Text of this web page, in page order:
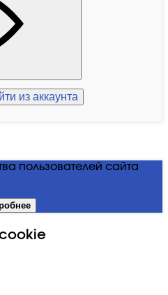
из аккаунта
пользователей сайта